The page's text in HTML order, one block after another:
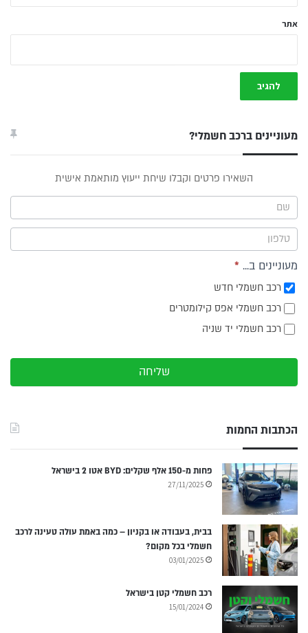
אתר
מעוניינים ברכב חשמלי?
תפריט
צד
השאירו פרטים וקבלו שיחת ייעוץ מותאמת אישית
מעוניינים ב... *
רכב חשמלי חדש
רכב חשמלי אפס קילומטרים
רכב חשמלי יד שניה
שליחה
הכתבות החמות
פחות מ-150 אלף שקלים: BYD אטו 2 בישראל
27/11/2025
בבית, בעבודה או בקניון – כמה באמת עולה טעינה לרכב
חשמלי בכל מקום?
03/01/2025
רכב חשמלי קטן בישראל
15/01/2024